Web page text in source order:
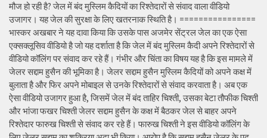
मौज हो रही है? जेल में बंद मुस्लिम कैदियों का रिश्तेदारों से संवाद वाला वीडियो
उजागर। यह जेल की सुरक्षा के लिए खतरनाक स्थिति है। ================
भास्कर अखबार ने यह दावा किया कि उसके पास अजमेर सेंट्रल जेल का एक ऐसा
एक्सक्लूसिव वीडियो है जो यह दर्शाता है कि जेल में बंद मुस्लिम कैदी अपने रिश्तेदारों से
वीडियो कॉलिंग पर संवाद कर रहे हैं। गंभीर और चिंता का विषय यह है कि इस मामले में
जेलर सद्दाम हुसैन की भूमिका है। जेलर सद्दाम हुसैन मुस्लिम कैदियों को अपने कक्ष में
बुलाता है और फिर अपने मोबाइल से उनके रिश्तेदारों से संवाद करवाता है। अब एक
ऐसा वीडियो उजागर हुआ है, जिसमें जेल में बंद ताहिर चिश्ती, उसका बेटा तौफीक चिश्ती
और भांजा फखर चिश्ती जेलर सद्दाम हुसैन के कक्ष में बैठकर जेल से बाहर अपने
रिश्तेदार फारुख चिश्ती से संवाद कर रहे हैं। फारुख चिश्ती ने इस वीडियो कॉलिंग के